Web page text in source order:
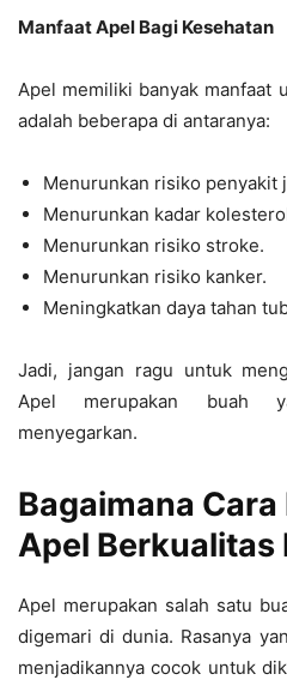
Manfaat Apel Bagi Kesehatan
Apel memiliki banyak manfaat
adalah beberapa di antaranya:
Menurunkan risiko penyakit
Menurunkan kadar
Menurunkan risiko stroke.
Menurunkan risiko kanker.
Meningkatkan daya tahan
Jadi, jangan ragu untuk
Apel merupakan buah
menyegarkan.
Bagaimana
Apel Berkualitas
Apel merupakan salah satu
digemari di dunia. Rasanya
menjadikannya cocok untuk